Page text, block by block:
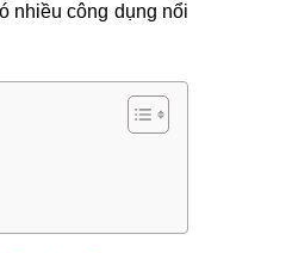
nhiều công dụng nổi